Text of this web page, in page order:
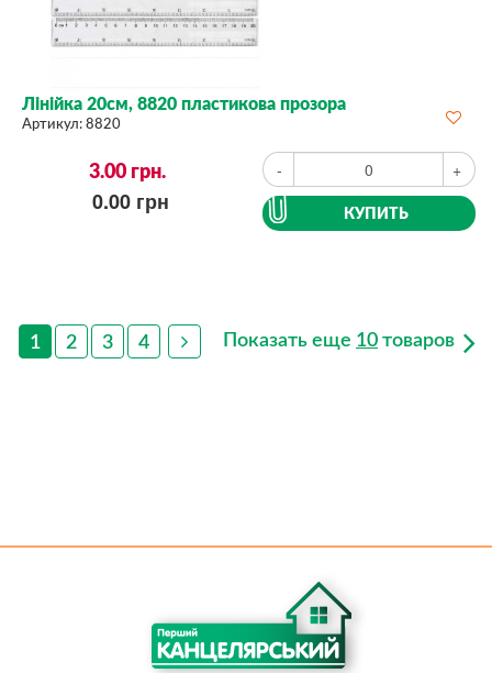
Лінійка 20см, 8820 пластикова прозора
Артикул:8820
3.00грн.
0.00грн
- +
КУПИТЬ
1 2 3 4 Показать еще 10товаров